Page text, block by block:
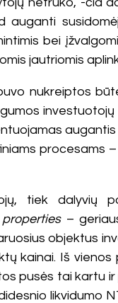
auganti
bei
jautriomis
nukreiptos
procesams
tiek dalyvių
–
objektus
kainai. Iš
pusės tai kartu
likvidumo